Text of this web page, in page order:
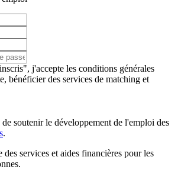
j'accepte les conditions générales
bénéficier des services de matching et
soutenir le développement de l'emploi des
.
des services et aides financières pour les